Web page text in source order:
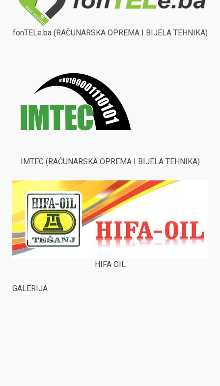
fonTELe.ba (RAČUNARSKA OPREMA I BIJELA TEHNIKA)
IMTEC (RAČUNARSKA OPREMA I BIJELA TEHNIKA)
HIFA OIL
GALERIJA